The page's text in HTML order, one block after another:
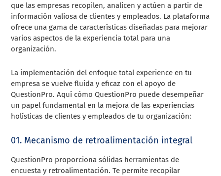
que las empresas recopilen, analicen y actúen a partir de
información valiosa de clientes y empleados. La plataforma
ofrece una gama de características diseñadas para mejorar
varios aspectos de la experiencia total para una
organización.
La implementación del enfoque total experience en tu
empresa se vuelve fluida y eficaz con el apoyo de
QuestionPro. Aquí cómo QuestionPro puede desempeñar
un papel fundamental en la mejora de las experiencias
holísticas de clientes y empleados de tu organización:
01. Mecanismo de retroalimentación integral
QuestionPro proporciona sólidas herramientas de
encuesta y retroalimentación. Te permite recopilar